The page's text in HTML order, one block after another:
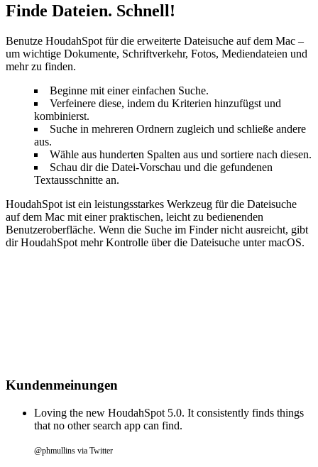
Finde Dateien. Schnell!
Benutze HoudahSpot für die erweiterte Dateisuche auf dem Mac –
um wichtige Dokumente, Schriftverkehr, Fotos, Mediendateien und
mehr zu finden.
Beginne mit einer einfachen Suche.
Verfeinere diese, indem du Kriterien hinzufügst und
kombinierst.
Suche in mehreren Ordnern zugleich und schließe andere
aus.
Wähle aus hunderten Spalten aus und sortiere nach diesen.
Schau dir die Datei-Vorschau und die gefundenen
Textausschnitte an.
HoudahSpot ist ein leistungsstarkes Werkzeug für die Dateisuche
auf dem Mac mit einer praktischen, leicht zu bedienenden
Benutzeroberfläche. Wenn die Suche im Finder nicht ausreicht, gibt
dir HoudahSpot mehr Kontrolle über die Dateisuche unter macOS.
Kundenmeinungen
Loving the new HoudahSpot 5.0. It consistently finds things
that no other search app can find.
@phmullins via Twitter